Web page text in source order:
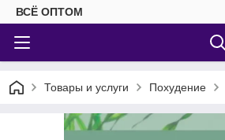
ВСЁ ОПТОМ
Товары и услуги Похудение